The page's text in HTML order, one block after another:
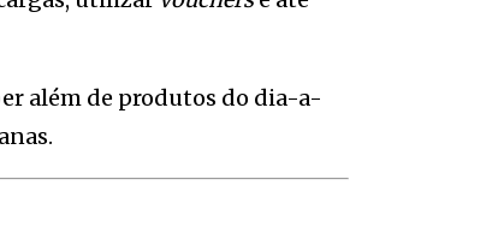
além de produtos do dia-a-